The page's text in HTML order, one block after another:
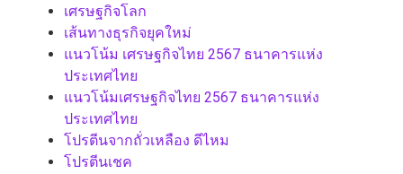
เศรษฐกิจโลก
เส้นทางธุรกิจยุคใหม่
แนวโน้ม เศรษฐกิจไทย 2567 ธนาคารแห่ง
ประเทศไทย
แนวโน้มเศรษฐกิจไทย 2567 ธนาคารแห่ง
ประเทศไทย
โปรตีนจากถั่วเหลือง ดีไหม
โปรตีนเชค